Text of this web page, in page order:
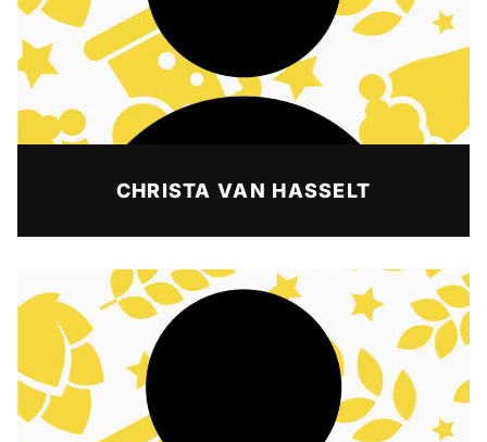
CHRISTA VAN HASSELT